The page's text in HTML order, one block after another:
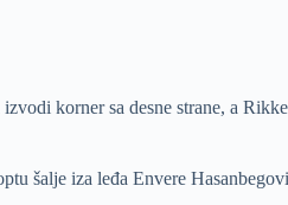
korner sa desne strane, a
šalje iza leđa Envere